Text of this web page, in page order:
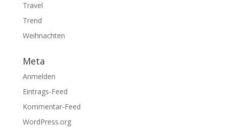
Travel
Trend
Weihnachten
Meta
Anmelden
Eintrags-Feed
Kommentar-Feed
WordPress.org